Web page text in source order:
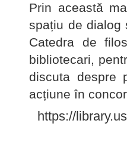
Prin această
spațiu de dialog
Catedra de
bibliotecari,
discuta despre
acțiune în
https://